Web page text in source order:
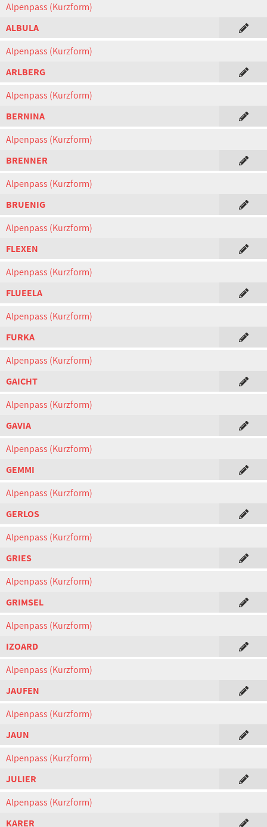
Alpenpass (Kurzform)
ALBULA
Alpenpass (Kurzform)
ARLBERG
Alpenpass (Kurzform)
BERNINA
Alpenpass (Kurzform)
BRENNER
Alpenpass (Kurzform)
BRUENIG
Alpenpass (Kurzform)
FLEXEN
Alpenpass (Kurzform)
FLUEELA
Alpenpass (Kurzform)
FURKA
Alpenpass (Kurzform)
GAICHT
Alpenpass (Kurzform)
GAVIA
Alpenpass (Kurzform)
GEMMI
Alpenpass (Kurzform)
GERLOS
Alpenpass (Kurzform)
GRIES
Alpenpass (Kurzform)
GRIMSEL
Alpenpass (Kurzform)
IZOARD
Alpenpass (Kurzform)
JAUFEN
Alpenpass (Kurzform)
JAUN
Alpenpass (Kurzform)
JULIER
Alpenpass (Kurzform)
KARER